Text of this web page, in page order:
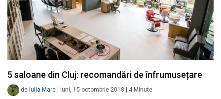
5 saloane din Cluj: recomandări de înfrumusețare
de Iulia Marc luni, 15 octombrie 2018 4 Minute